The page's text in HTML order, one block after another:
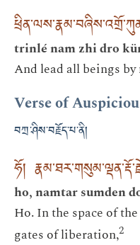
trinlé nam zhi dro
And lead all beings
Verse of
བཀྲ་ཤིས་བརྗོད་པ་ནི།
ཧོ།
ho, namtar sumden
Ho. In the space of
gates of liberation,2